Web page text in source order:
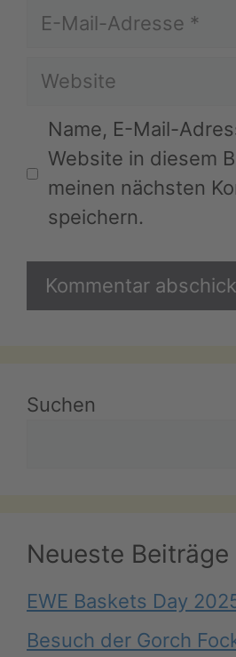
E-
Adresse
Website
Name, E-Mail-
Website in diesem
meinen nächsten
speichern.
Suchen
Neueste Beiträge
EWE Baskets Day
Besuch der Gorch